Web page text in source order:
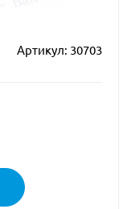
Артикул: 30703